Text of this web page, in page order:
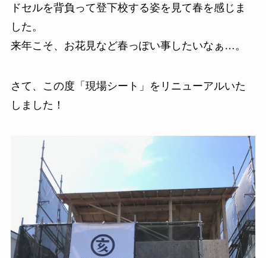
ドセルを背負って登下校する姿を見て春を感じま
した。
来年こそ、お花見など春っぽい事したいなぁ…。
さて、この度「現場シート」をリニューアルいた
しました！